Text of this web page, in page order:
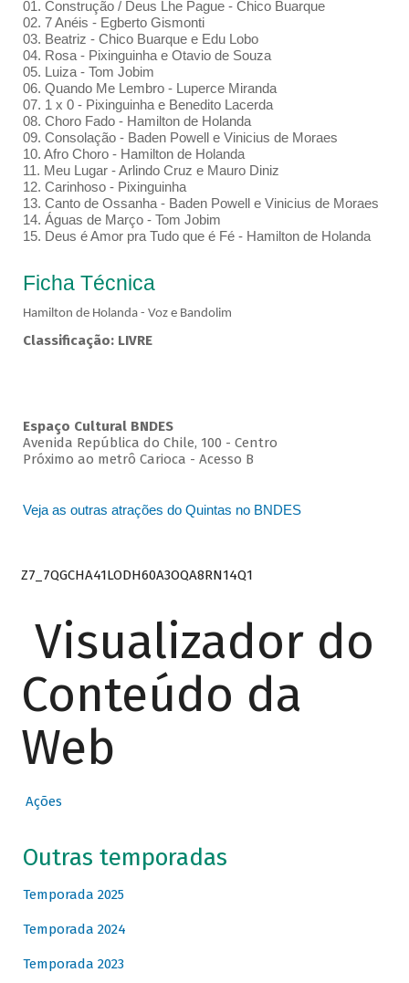
01. Construção / Deus Lhe Pague - Chico Buarque
02. 7 Anéis - Egberto Gismonti
03. Beatriz - Chico Buarque e Edu Lobo
04. Rosa - Pixinguinha e Otavio de Souza
05. Luiza - Tom Jobim
06. Quando Me Lembro - Luperce Miranda
07. 1 x 0 - Pixinguinha e Benedito Lacerda
08. Choro Fado - Hamilton de Holanda
09. Consolação - Baden Powell e Vinicius de Moraes
10. Afro Choro - Hamilton de Holanda
11. Meu Lugar - Arlindo Cruz e Mauro Diniz
12. Carinhoso - Pixinguinha
13. Canto de Ossanha - Baden Powell e Vinicius de Moraes
14. Águas de Março - Tom Jobim
15. Deus é Amor pra Tudo que é Fé - Hamilton de Holanda
Ficha Técnica
Hamilton de Holanda - Voz e Bandolim
Classificação: LIVRE
Espaço Cultural BNDES
Avenida República do Chile, 100 - Centro
Próximo ao metrô Carioca - Acesso B
Veja as outras atrações do Quintas no BNDES
Z7_7QGCHA41LODH60A3OQA8RN14Q1
Visualizador do
Conteúdo da
Web
Ações
Outras temporadas
Temporada 2025
Temporada 2024
Temporada 2023